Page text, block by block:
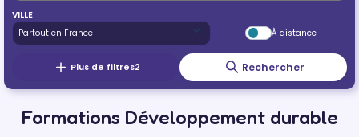
VILLE
À distance
Plus de filtres2 Rechercher
Formations Développement durable